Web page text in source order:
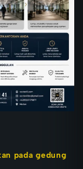
pada gedung